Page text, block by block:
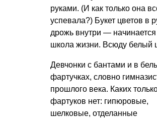
руками. (И как только она
успевала?) Букет цветов в
дрожь внутри — начинается
школа жизни. Всюду белый
Девчонки с бантами и в
фартучках, словно
прошлого века. Каких
фартуков нет: гипюровые,
шелковые, отделанные